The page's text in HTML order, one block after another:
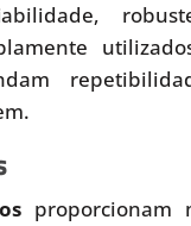
proporcionam